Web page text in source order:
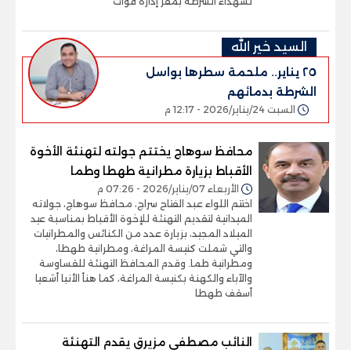
السيد خير الله
٢٥ يناير.. ملحمة سطرها بواسل
الشرطة بدمائهم
السبت 24/يناير/2026 - 12:17 م
محافظ سوهاج يختتم جولته لتهنئة الأخوة
الأقباط بزيارة مطرانية طهطا وطما
الأربعاء 07/يناير/2026 - 07:26 م
اختتم اللواء عبد الفتاح سراج، محافظ سوهاج، جولاته
الميدانية لتقديم التهنئة للإخوة الأقباط بمناسبة عيد
الميلاد المجيد، بزيارة عدد من الكنائس والمطرانيات
والتي شملت كنيسة المراغة، ومطرانية طهطا،
ومطرانية طما. وقدم المحافظ التهنئة للقساوسة
والآباء والكهنة بكنيسة المراغة، كما هنأ الأنبا أشعيا
أسقف طهطا
النائب مصطفى مزيرق يقدم التهنئة